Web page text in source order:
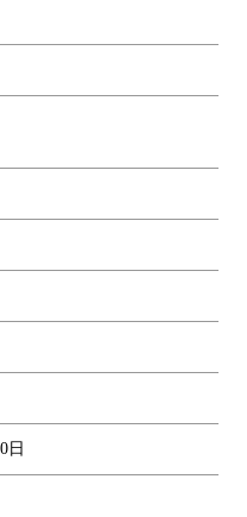
日